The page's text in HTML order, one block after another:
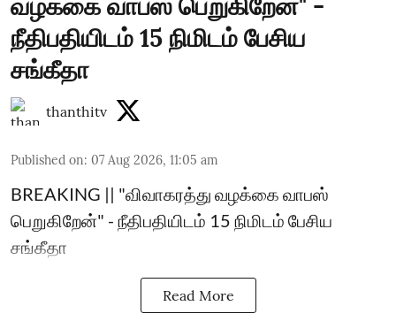
நீதிபதியிடம் 15 நிமிடம் பேசிய
சங்கீதா
thanthitv
Published on: 07 Aug 2026, 11:05 am
BREAKING || "விவாகரத்து வழக்கை வாபஸ்
பெறுகிறேன்" - நீதிபதியிடம் 15 நிமிடம் பேசிய
சங்கீதா
Read More